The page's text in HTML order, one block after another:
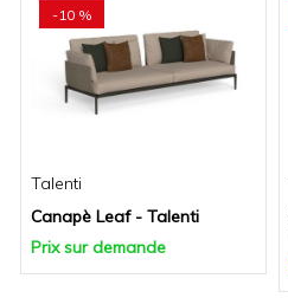
-10 %
Talenti
Canapè Leaf - Talenti
Prix sur demande